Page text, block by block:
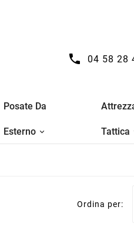
 04 58 28
Posate Da
Esterno Tattica
Ordina per: